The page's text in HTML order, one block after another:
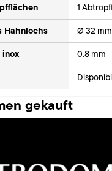
1
Hahnlochs Ø 32 mm
0.8 mm
gekauft